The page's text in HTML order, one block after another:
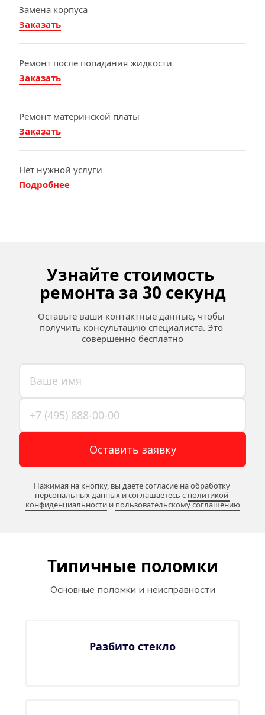
Замена корпуса
Заказать
Ремонт после попадания жидкости
Заказать
Ремонт материнской платы
Заказать
Нет нужной услуги
Подробнее
Узнайте стоимость
ремонта за 30 секунд
Оставьте ваши контактные данные, чтобы
получить консультацию специалиста. Это
совершенно бесплатно
Оставить заявку
Нажимая на кнопку, вы даете согласие на обработку
персональных данных и соглашаетесь c политикой
конфиденциальности и пользовательскому соглашению
Типичные поломки
Основные поломки и неисправности
Разбито стекло